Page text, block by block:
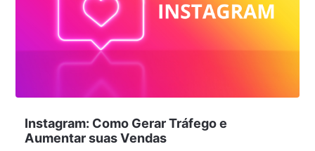
Instagram: Como Gerar Tráfego e
Aumentar suas Vendas